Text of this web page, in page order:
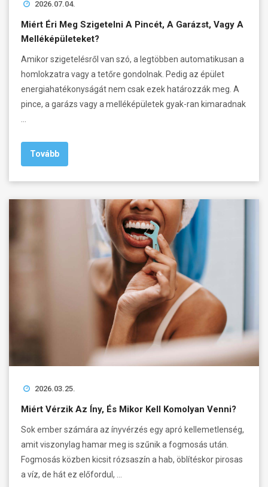
2026.07.04.
Miért Éri Meg Szigetelni A Pincét, A Garázst, Vagy A
Melléképületeket?
Amikor szigetelésről van szó, a legtöbben automatikusan a
homlokzatra vagy a tetőre gondolnak. Pedig az épület
energiahatékonyságát nem csak ezek határozzák meg. A
pince, a garázs vagy a melléképületek gyak-ran kimaradnak
Tovább
2026.03.25.
Miért Vérzik Az Íny, És Mikor Kell Komolyan Venni?
Sok ember számára az ínyvérzés egy apró kellemetlenség,
amit viszonylag hamar meg is szűnik a fogmosás után.
Fogmosás közben kicsit rózsaszín a hab, öblítéskor pirosas
a víz, de hát ez előfordul, …